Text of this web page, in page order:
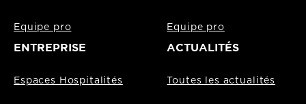
Equipe pro Equipe pro
ENTREPRISE
Espaces Hospitalités
ACTUALITÉS
Toutes les actualités